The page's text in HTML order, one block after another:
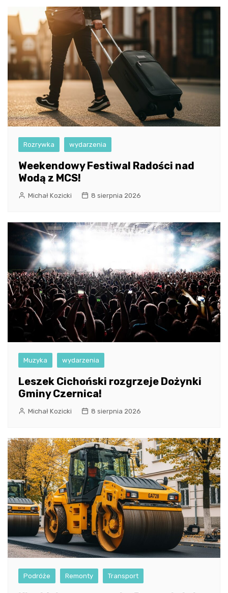
Rozrywka wydarzenia
Weekendowy Festiwal Radości nad
Wodą z MCS!
Michał Kozicki 8 sierpnia 2026
Muzyka wydarzenia
Leszek Cichoński rozgrzeje Dożynki
Gminy Czernica!
Michał Kozicki 8 sierpnia 2026
Podróże Remonty Transport